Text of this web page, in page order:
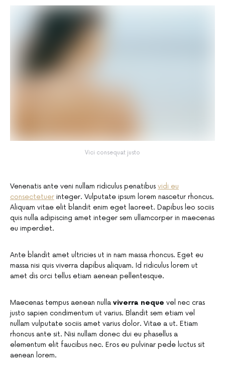
Vici consequat justo
Venenatis ante veni nullam ridiculus penatibus vidi eu
consectetuer integer. Vulputate ipsum lorem nascetur rhoncus.
Aliquam vitae elit blandit enim eget laoreet. Dapibus leo sociis
quis nulla adipiscing amet integer sem ullamcorper in maecenas
eu imperdiet.
Ante blandit amet ultricies ut in nam massa rhoncus. Eget eu
massa nisi quis viverra dapibus aliquam. Id ridiculus lorem ut
amet dis orci tellus etiam aenean pellentesque.
Maecenas tempus aenean nulla viverra neque vel nec cras
justo sapien condimentum ut varius. Blandit sem etiam vel
nullam vulputate sociis amet varius dolor. Vitae a ut. Etiam
rhoncus ante sit. Nisi nullam donec dui eu phasellus a
elementum elit faucibus nec. Eros eu pulvinar pede luctus sit
aenean lorem.